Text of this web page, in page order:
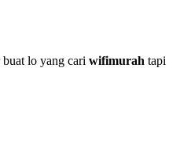
lo yang cari wifimurah tapi